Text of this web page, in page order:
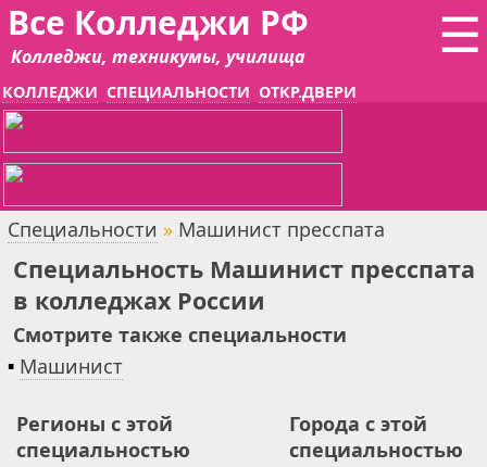
☰
Все Колледжи РФ
Колледжи, техникумы, училища
КОЛЛЕДЖИ СПЕЦИАЛЬНОСТИ ОТКР.ДВЕРИ
Специальности » Машинист пресспата
Специальность Машинист пресспата
в колледжах России
Смотрите также специальности
▪ Машинист
Регионы с этой
специальностью
Города с этой
специальностью